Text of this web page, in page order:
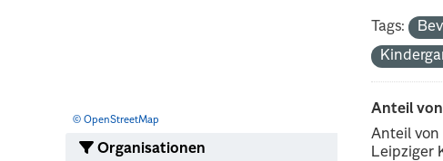
© OpenStreetMap
Organisationen
Tags:
Anteil
Anteil
Leipziger